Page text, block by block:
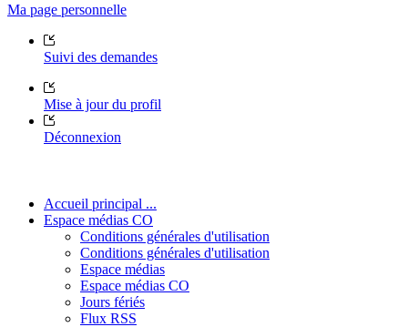
Ma page personnelle
Suivi des demandes
Mise à jour du profil
Déconnexion
Accueil principal ...
Espace médias CO
Conditions générales d'utilisation
Conditions générales d'utilisation
Espace médias
Espace médias CO
Jours fériés
Flux RSS